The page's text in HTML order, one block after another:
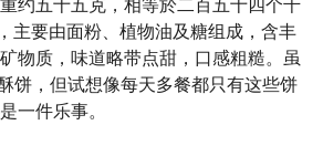
主要由面粉、植物油及糖组成，含丰
物质，味道略带点甜，口感粗糙。虽
饼，但试想像每天多餐都只有这些饼
一件乐事。